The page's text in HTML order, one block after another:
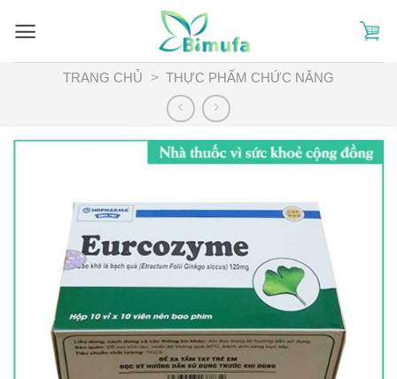
TRANG CHỦ
> THỰC PHẨM CHỨC NĂNG